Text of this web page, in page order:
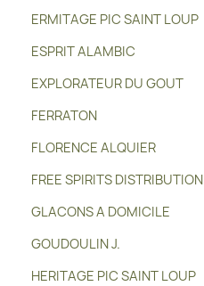
ERMITAGE PIC SAINT LOUP
ESPRIT ALAMBIC
EXPLORATEUR DU GOUT
FERRATON
FLORENCE ALQUIER
FREE SPIRITS DISTRIBUTION
GLACONS A DOMICILE
GOUDOULIN J.
HERITAGE PIC SAINT LOUP